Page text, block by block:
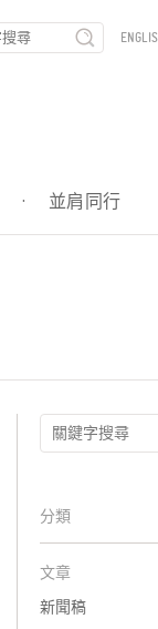
· 並肩同行
分類
文章
新聞稿